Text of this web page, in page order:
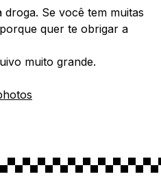
Se você tem muitas
quer te obrigar a
muito grande.